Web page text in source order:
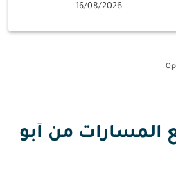
16/08/2026
من أبو